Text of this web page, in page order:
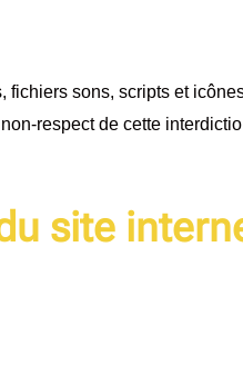
sons, scripts et
respect de cette
site